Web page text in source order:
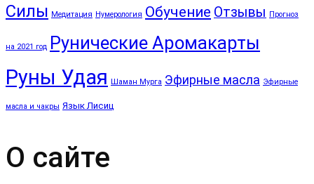
Силы Медитация Нумерология Обучение Отзывы Прогноз
на 2021 год Рунические Аромакарты
Руны Удая Шаман Мурга Эфирные масла Эфирные
масла и чакры Язык Лисиц
О сайте